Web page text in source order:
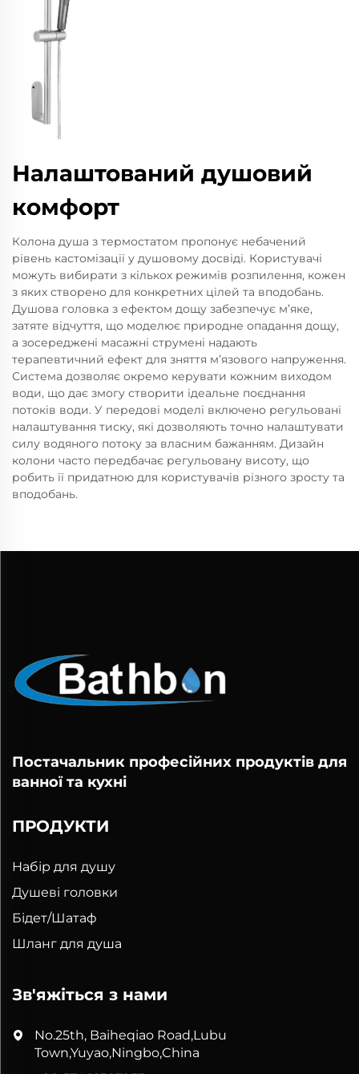
Налаштований душовий
комфорт
Колона душа з термостатом пропонує небачений
рівень кастомізації у душовому досвіді. Користувачі
можуть вибирати з кількох режимів розпилення, кожен
з яких створено для конкретних цілей та вподобань.
Душова головка з ефектом дощу забезпечує м’яке,
затяте відчуття, що моделює природне опадання дощу,
а зосереджені масажні струмені надають
терапевтичний ефект для зняття м’язового напруження.
Система дозволяє окремо керувати кожним виходом
води, що дає змогу створити ідеальне поєднання
потоків води. У передові моделі включено регульовані
налаштування тиску, які дозволяють точно налаштувати
силу водяного потоку за власним бажанням. Дизайн
колони часто передбачає регульовану висоту, що
робить її придатною для користувачів різного зросту та
вподобань.
Постачальник професійних продуктів для
ванної та кухні
ПРОДУКТИ
Набір для душу
Душеві головки
Бідет/Шатаф
Шланг для душа
Зв'яжіться з нами
No.25th, Baiheqiao Road,Lubu
Town,Yuyao,Ningbo,China